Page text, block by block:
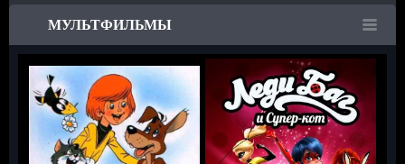
МУЛЬТФИЛЬМЫ